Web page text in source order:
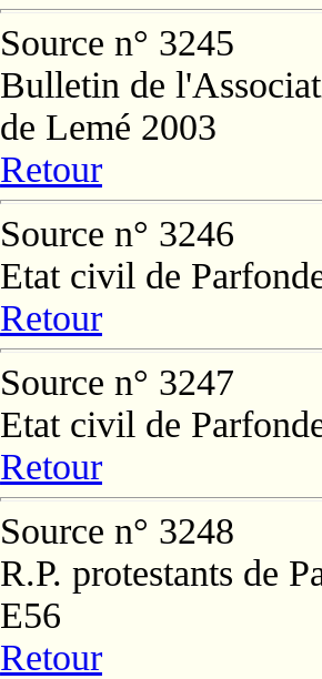
Source n° 3245
Bulletin de
de Lemé 2003
Retour
Source n° 3246
Etat civil de
Retour
Source n° 3247
Etat civil de
Retour
Source n° 3248
R.P. protestants de
E56
Retour